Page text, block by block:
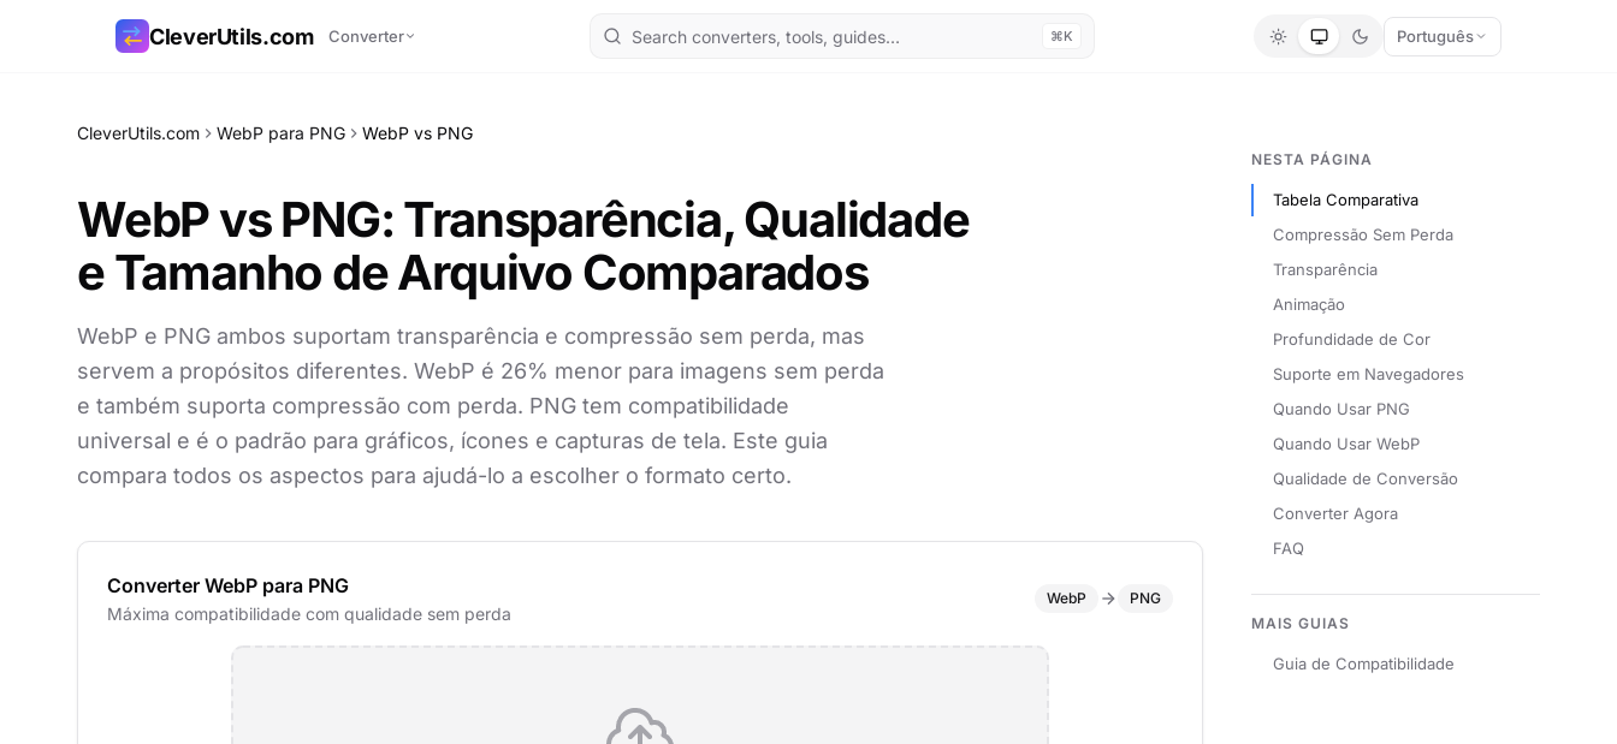
CleverUtils.com Converter ⌘K Português
CleverUtils.com WebP para PNG WebP vs PNG
WebP vs PNG: Transparência, Qualidade
e Tamanho de Arquivo Comparados
WebP e PNG ambos suportam transparência e compressão sem perda, mas
servem a propósitos diferentes. WebP é 26% menor para imagens sem perda
e também suporta compressão com perda. PNG tem compatibilidade
universal e é o padrão para gráficos, ícones e capturas de tela. Este guia
compara todos os aspectos para ajudá-lo a escolher o formato certo.
Converter WebP para PNG
Máxima compatibilidade com qualidade sem perda
WebP PNG
NESTA PÁGINA
Tabela Comparativa
Compressão Sem Perda
Transparência
Animação
Profundidade de Cor
Suporte em Navegadores
Quando Usar PNG
Quando Usar WebP
Qualidade de Conversão
Converter Agora
FAQ
MAIS GUIAS
Guia de Compatibilidade